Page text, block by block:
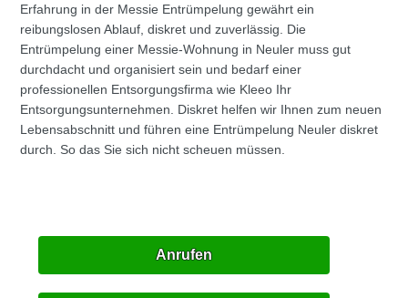
Erfahrung in der Messie Entrümpelung gewährt ein
reibungslosen Ablauf, diskret und zuverlässig. Die
Entrümpelung einer Messie-Wohnung in Neuler muss gut
durchdacht und organisiert sein und bedarf einer
professionellen Entsorgungsfirma wie Kleeo Ihr
Entsorgungsunternehmen. Diskret helfen wir Ihnen zum neuen
Lebensabschnitt und führen eine Entrümpelung Neuler diskret
durch. So das Sie sich nicht scheuen müssen.
Anrufen